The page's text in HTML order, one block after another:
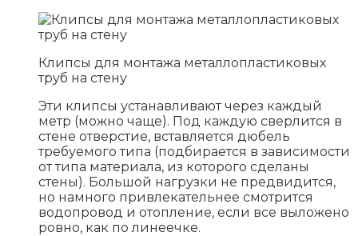
Клипсы для монтажа металлопластиковых
труб на стену
Эти клипсы устанавливают через каждый
метр (можно чаще). Под каждую сверлится в
стене отверстие, вставляется дюбель
требуемого типа (подбирается в зависимости
от типа материала, из которого сделаны
стены). Большой нагрузки не предвидится,
но намного привлекательнее смотрится
водопровод и отопление, если все выложено
ровно, как по линеечке.